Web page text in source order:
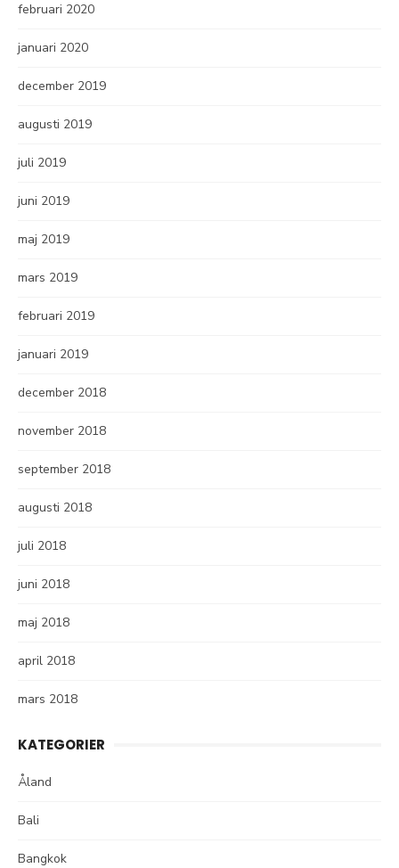
februari 2020
januari 2020
december 2019
augusti 2019
juli 2019
juni 2019
maj 2019
mars 2019
februari 2019
januari 2019
december 2018
november 2018
september 2018
augusti 2018
juli 2018
juni 2018
maj 2018
april 2018
mars 2018
KATEGORIER
Åland
Bali
Bangkok